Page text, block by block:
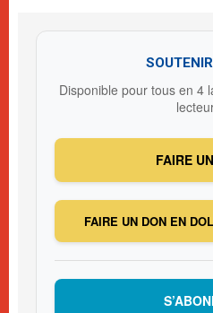
Disponible pour tous en 4
FAIRE
FAIRE UN DON EN